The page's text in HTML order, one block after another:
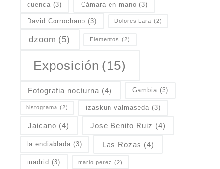
cuenca (3) Cámara en mano (3)
David Corrochano (3) Dolores Lara (2)
dzoom (5) Elementos (2)
Exposición (15)
Fotografia nocturna (4) Gambia (3)
histograma (2) izaskun valmaseda (3)
Jaicano (4) Jose Benito Ruiz (4)
la endiablada (3) Las Rozas (4)
madrid (3) mario perez (2)